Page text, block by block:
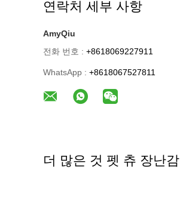
연락처 세부 사항
AmyQiu
전화 번호 : +8618069227911
WhatsApp : +8618067527811
더 많은 것 펫 츄 장난감